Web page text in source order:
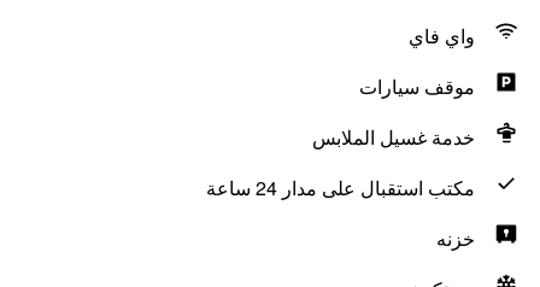
واي فاي
موقف سيارات
خدمة غسيل الملابس
مكتب استقبال على مدار 24 ساعة
خزنه